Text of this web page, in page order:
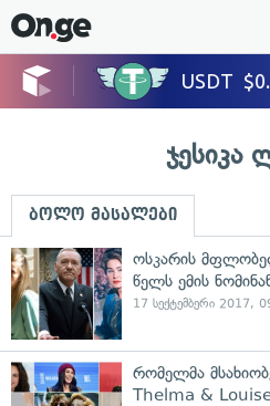
ჯესიკა
ბოლო მასალები
ოსკარის
წელს ემის
17 სექტემბერი 2017,
რომელმა
Thelma &